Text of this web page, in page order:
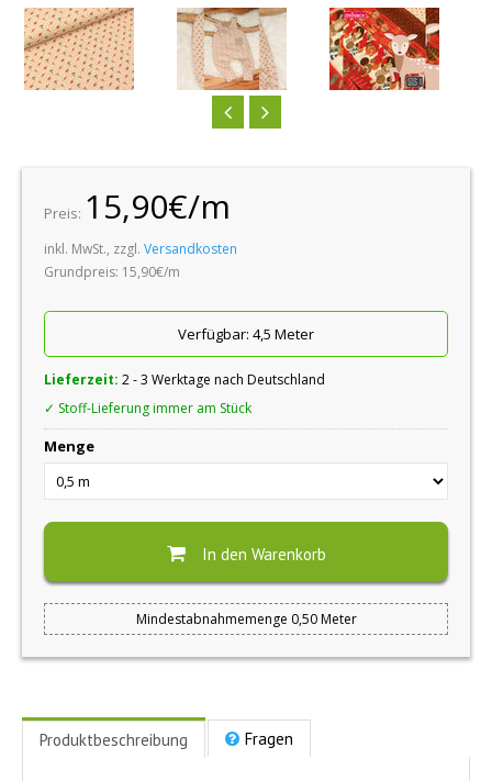
Preis: 15,90€/m
inkl. MwSt., zzgl.Versandkosten
Grundpreis: 15,90€/m
Verfügbar: 4,5 Meter
Lieferzeit:2 - 3 Werktage nach Deutschland
✓ Stoff-Lieferung immer am Stück
Menge
In den Warenkorb
Mindestabnahmemenge 0,50 Meter
Produktbeschreibung Fragen